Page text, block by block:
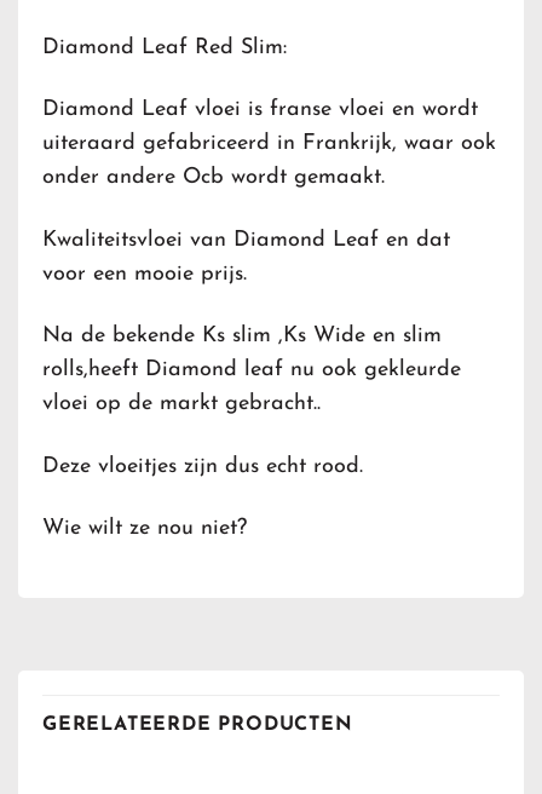
Diamond Leaf Red Slim:
Diamond Leaf vloei is franse vloei en wordt
uiteraard gefabriceerd in Frankrijk, waar ook
onder andere Ocb wordt gemaakt.
Kwaliteitsvloei van Diamond Leaf en dat
voor een mooie prijs.
Na de bekende Ks slim ,Ks Wide en slim
rolls,heeft Diamond leaf nu ook gekleurde
vloei op de markt gebracht..
Deze vloeitjes zijn dus echt rood.
Wie wilt ze nou niet?
GERELATEERDE PRODUCTEN